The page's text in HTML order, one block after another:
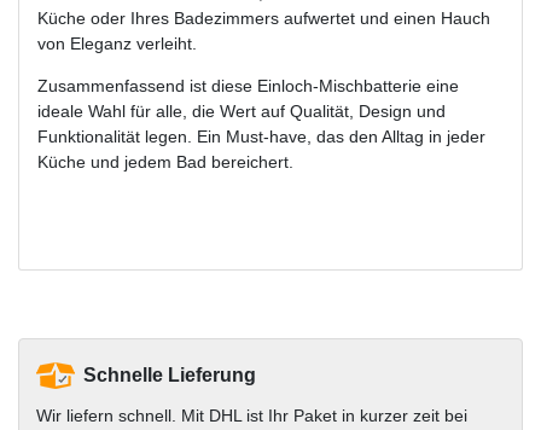
Küche oder Ihres Badezimmers aufwertet und einen Hauch
von Eleganz verleiht.
Zusammenfassend ist diese Einloch-Mischbatterie eine
ideale Wahl für alle, die Wert auf Qualität, Design und
Funktionalität legen. Ein Must-have, das den Alltag in jeder
Küche und jedem Bad bereichert.
Schnelle Lieferung
Wir liefern schnell. Mit DHL ist Ihr Paket in kurzer zeit bei